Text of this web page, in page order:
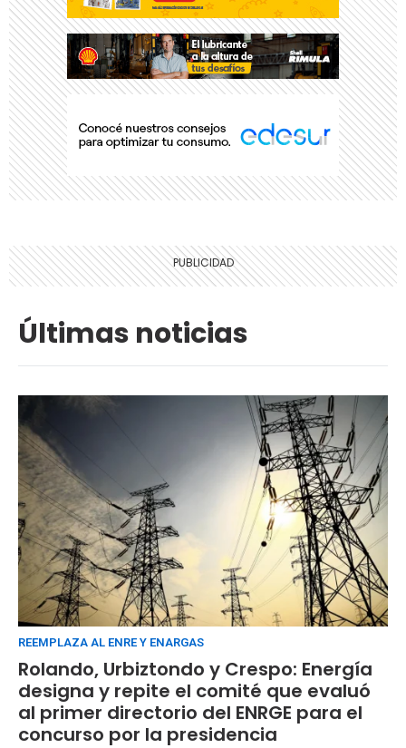
Últimas noticias
REEMPLAZA AL ENRE Y ENARGAS
Rolando, Urbiztondo y Crespo: Energía
designa y repite el comité que evaluó
al primer directorio del ENRGE para el
concurso por la presidencia